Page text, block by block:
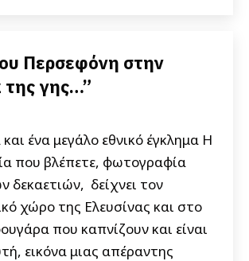
Περσεφόνη στην
γης…”
ένα μεγάλο εθνικό έγκλημα Η
που βλέπετε, φωτογραφία
δεκαετιών, δείχνει τον
χώρο της Ελευσίνας και στο
που καπνίζουν και είναι
εικόνα μιας απέραντης